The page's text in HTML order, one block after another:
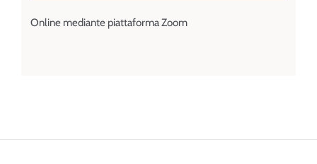
Online mediante piattaforma Zoom